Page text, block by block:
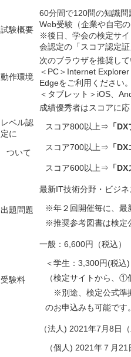
試験概要
60分間で120問の知識問
Web受験（企業や自宅の
※後日、学会の検定サ
会認定の「スコア認定
動作環境
次のブラウザを推奨し
＜ PC＞ Internet Explorer
Edgeをご利用ください。
＜タブレット＞ iOS
レベル認
定に
ついて
成績優秀者はスコアに
スコア800以上⇒ 「DX
スコア700以上⇒ 「DX
スコア600以上⇒ 「DX
出題問題
最新IT技術分野・ビジネ
※年２回開催毎に、最
※推奨参考図書は検定
受験料
一般： 6,600円（税込）
＜学生： 3,300円(税込)
（検定サイトから、
※別途、検定公式準
のお申込みも可能です。
（法⼈) 2021年7 ⽉8⽇（
（個⼈) 2021年７⽉ 21